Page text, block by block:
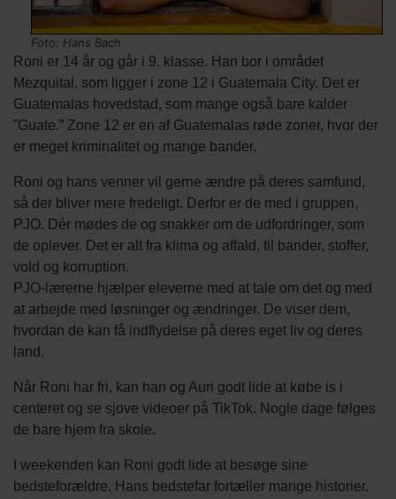
Foto: Hans Bach
Roni er 14 år og går i 9. klasse. Han bor i området
Mezquital, som ligger i zone 12 i Guatemala City. Det er
Guatemalas hovedstad, som mange også bare kalder
”Guate.” Zone 12 er en af Guatemalas røde zoner, hvor der
er meget kriminalitet og mange bander.
Roni og hans venner vil gerne ændre på deres samfund,
så der bliver mere fredeligt. Derfor er de med i gruppen,
PJO. Dér mødes de og snakker om de udfordringer, som
de oplever. Det er alt fra klima og affald, til bander, stoffer,
vold og korruption.
PJO-lærerne hjælper eleverne med at tale om det og med
at arbejde med løsninger og ændringer. De viser dem,
hvordan de kan få indflydelse på deres eget liv og deres
land.
Når Roni har fri, kan han og Auri godt lide at købe is i
centeret og se sjove videoer på TikTok. Nogle dage følges
de bare hjem fra skole.
I weekenden kan Roni godt lide at besøge sine
bedsteforældre. Hans bedstefar fortæller mange historier.